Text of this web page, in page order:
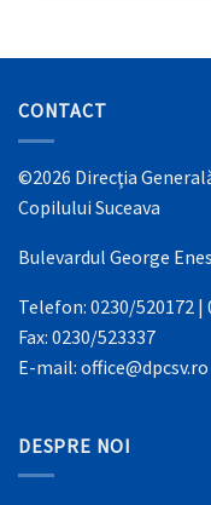
CONTACT
©2026 Direcţia
Copilului Suceava
Bulevardul George
Telefon: 0230/520172 |
Fax: 0230/523337
E-mail: office@dpcsv.ro
DESPRE NOI